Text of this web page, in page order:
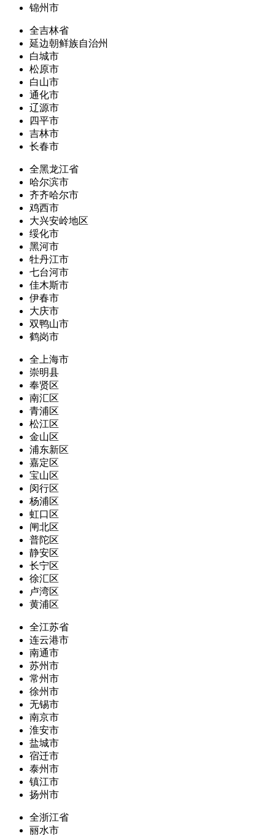
锦州市
全吉林省
延边朝鲜族自治州
白城市
松原市
白山市
通化市
辽源市
四平市
吉林市
长春市
全黑龙江省
哈尔滨市
齐齐哈尔市
鸡西市
大兴安岭地区
绥化市
黑河市
牡丹江市
七台河市
佳木斯市
伊春市
大庆市
双鸭山市
鹤岗市
全上海市
崇明县
奉贤区
南汇区
青浦区
松江区
金山区
浦东新区
嘉定区
宝山区
闵行区
杨浦区
虹口区
闸北区
普陀区
静安区
长宁区
徐汇区
卢湾区
黄浦区
全江苏省
连云港市
南通市
苏州市
常州市
徐州市
无锡市
南京市
淮安市
盐城市
宿迁市
泰州市
镇江市
扬州市
全浙江省
丽水市